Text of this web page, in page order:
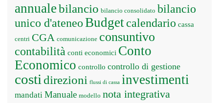
annualebilancio bilancio consolidato bilancio
unico d'ateneoBudgetcalendario cassa
centri CGA comunicazione consuntivo
contabilità conti economici Conto
Economico controllo controllo di gestione
costi direzioni flussi di cassa investimenti
mandati Manuale modello nota integrativa